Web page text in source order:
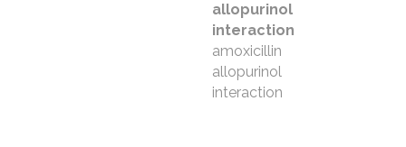
allopurinol
interaction
amoxicillin
allopurinol
interaction